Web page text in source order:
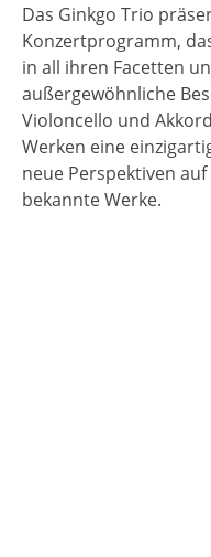
Das Ginkgo Trio
Konzertprogramm,
in all ihren Facetten
außergewöhnliche
Violoncello und
Werken eine
neue Perspektiven
bekannte Werke.